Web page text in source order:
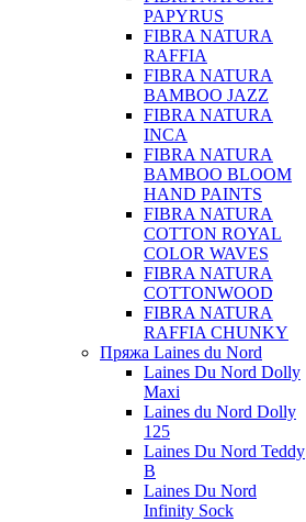
PAPYRUS
FIBRA NATURA
RAFFIA
FIBRA NATURA
BAMBOO JAZZ
FIBRA NATURA
INCA
FIBRA NATURA
BAMBOO BLOOM
HAND PAINTS
FIBRA NATURA
COTTON ROYAL
COLOR WAVES
FIBRA NATURA
COTTONWOOD
FIBRA NATURA
RAFFIA CHUNKY
Пряжа Laines du Nord
Laines Du Nord Dolly
Maxi
Laines du Nord Dolly
125
Laines Du Nord Teddy
B
Laines Du Nord
Infinity Sock